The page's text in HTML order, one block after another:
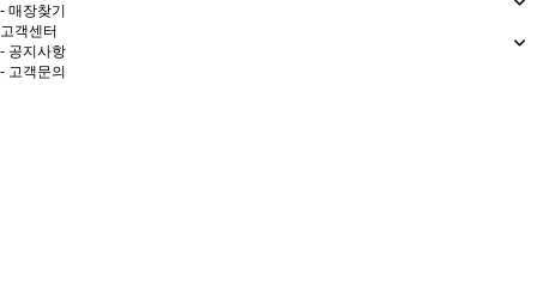
- 매장찾기
고객센터
- 공지사항
- 고객문의